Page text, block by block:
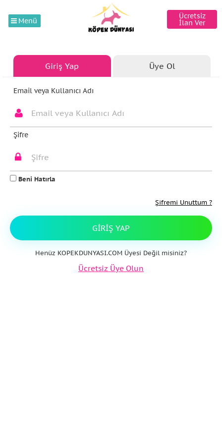
Menü
Ücretsiz
İlan Ver
Giriş Yap Üye Ol
Email veya Kullanıcı Adı
Şifre
Beni Hatırla
Şifremi Unuttum ?
GIRIŞ YAP
Henüz KOPEKDUNYASI.COM Üyesi Değil misiniz?
Ücretsiz Üye Olun